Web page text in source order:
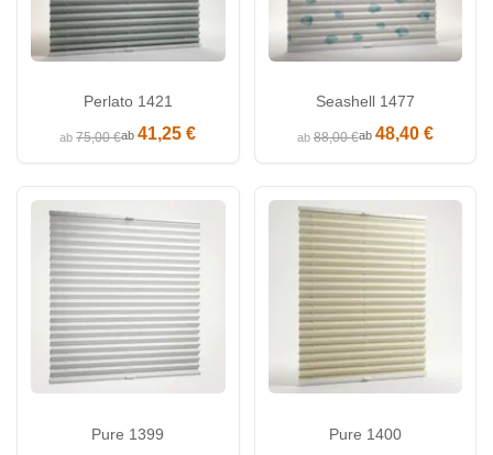
Perlato 1421
ab75,00 €ab41,25 €
Seashell 1477
ab88,00 €ab 48,40 €
Pure 1399 Pure 1400